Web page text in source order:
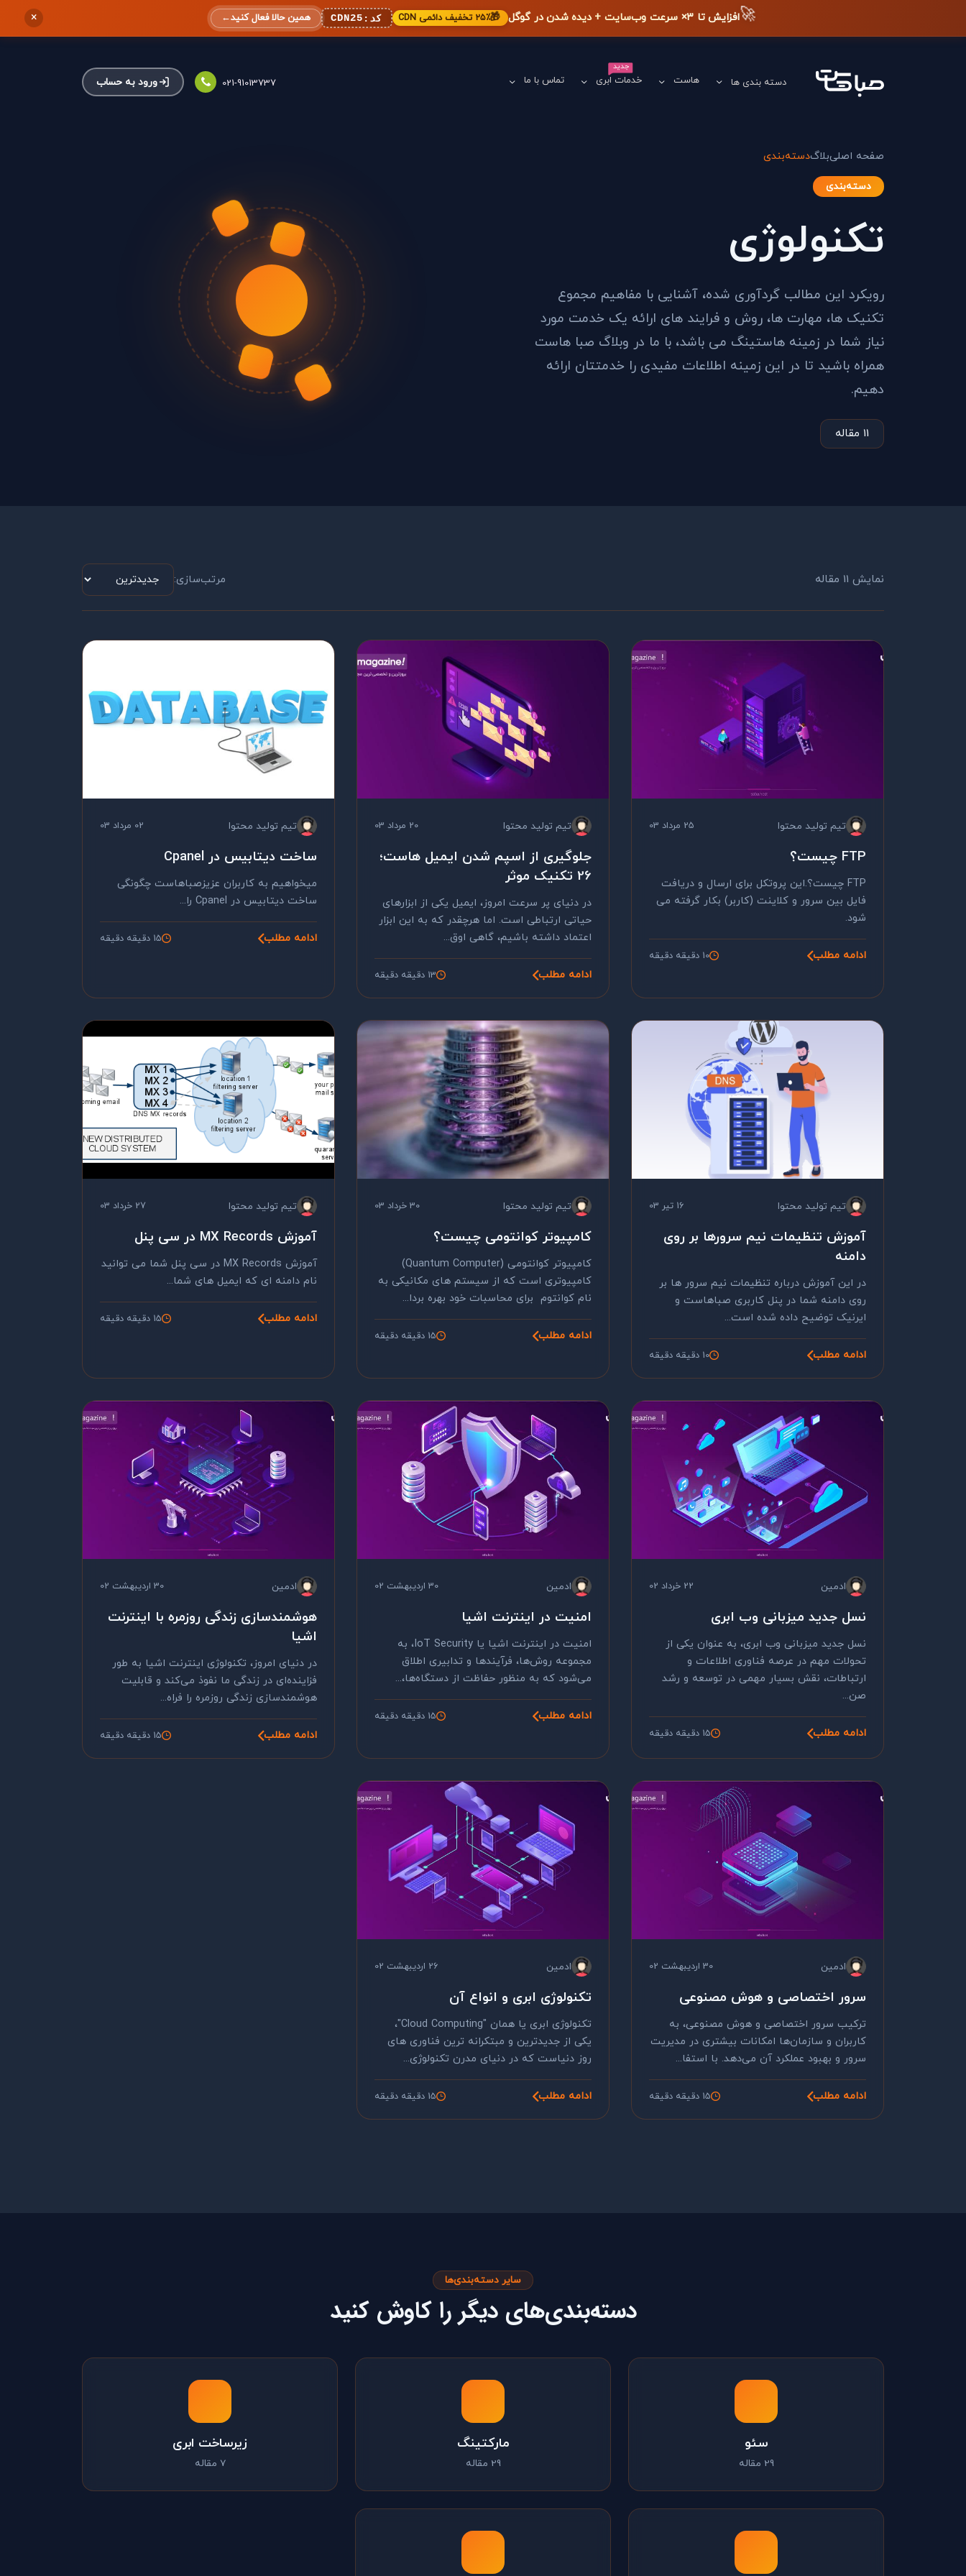
🚀افزایش تا ۳× سرعت وب‌سایت + دیده شدن در گوگل 🎁۲۵٪ تخفیف دائمی CDN کد: CDN25 همین حالا فعال کنید←
×
دسته بندی ها هاست
جدید
خدمات ابری تماس با ما 021-91013737 ورود به حساب
صفحه اصلیبلاگدسته‌بندی
دسته‌بندی
تکنولوژی
رویکرد این مطالب گردآوری شده، آشنایی با مفاهیم مجموع
تکنیک ها، مهارت ها، روش و فرایند های ارائه یک خدمت مورد
نیاز شما در زمینه هاستینگ می باشد، با ما در وبلاگ صبا هاست
همراه باشید تا در این زمینه اطلاعات مفیدی را خدمتتان ارائه
دهیم.
11 مقاله
نمایش 11 مقاله مرتب‌سازی:
تیم تولید محتوا 25 مرداد 03
FTP چیست؟
FTP چیست؟.این پروتکل برای ارسال و دریافت
فایل بین سرور و کلاینت (کاربر) بکار گرفته می
شود.
ادامه مطلب 10 دقیقه دقیقه
تیم تولید محتوا 20 مرداد 03
جلوگیری از اسپم شدن ایمیل هاست؛
26 تکنیک موثر
در دنیای پر سرعت امروز، ایمیل یکی از ابزارهای
حیاتی ارتباطی است. اما هرچقدر که به این ابزار
اعتماد داشته باشیم، گاهی اوق...
ادامه مطلب 13 دقیقه دقیقه
تیم تولید محتوا 02 مرداد 03
ساخت دیتابیس در Cpanel
میخواهیم به کاربران عزیزصباهاست چگونگی
ساخت دیتابیس در Cpanel را...
ادامه مطلب 15 دقیقه دقیقه
تیم تولید محتوا 16 تیر 03
آموزش تنظیمات نیم سرورها بر روی
دامنه
در این آموزش درباره تنظیمات نیم سرور ها بر
روی دامنه شما در پنل کاربری صباهاست و
ایرنیک توضیح داده شده است...
ادامه مطلب 10 دقیقه دقیقه
تیم تولید محتوا 30 خرداد 03
کامپیوتر کوانتومی چیست؟
کامپیوتر کوانتومی (Quantum Computer)
کامپیوتری است که از سیستم های مکانیکی به
نام کوانتوم برای محاسبات خود بهره بردا...
ادامه مطلب 15 دقیقه دقیقه
تیم تولید محتوا 27 خرداد 03
آموزش MX Records در سی پنل
آموزش MX Records در سی پنل شما می توانید
نام دامنه ای که ایمیل های شما...
ادامه مطلب 15 دقیقه دقیقه
ادمین 22 خرداد 02
نسل جدید میزبانی وب ابری
نسل جدید میزبانی وب ابری، به عنوان یکی از
تحولات مهم در عرصه فناوری اطلاعات و
ارتباطات، نقش بسیار مهمی در توسعه و رشد
صن...
ادامه مطلب 15 دقیقه دقیقه
ادمین 30 اردیبهشت 02
امنیت در اینترنت اشیا
امنیت در اینترنت اشیا یا IoT Security، به
مجموعه روش‌ها، فرآیندها و تدابیری اطلاق
می‌شود که به منظور حفاظت از دستگاه‌ها،...
ادامه مطلب 15 دقیقه دقیقه
ادمین 30 اردیبهشت 02
هوشمندسازی زندگی روزمره با اینترنت
اشیا
در دنیای امروز، تکنولوژی اینترنت اشیا به طور
فزاینده‌ای در زندگی ما نفوذ می‌کند و قابلیت
هوشمندسازی زندگی روزمره را فراه...
ادامه مطلب 15 دقیقه دقیقه
ادمین 30 اردیبهشت 02
سرور اختصاصی و هوش مصنوعی
ترکیب سرور اختصاصی و هوش مصنوعی، به
کاربران و سازمان‌ها امکانات بیشتری در مدیریت
سرور و بهبود عملکرد آن می‌دهد. با استفا...
ادامه مطلب 15 دقیقه دقیقه
ادمین 26 اردیبهشت 02
تکنولوژی ابری و انواع آن
تکنولوژی ابری یا همان "Cloud Computing"،
یکی از جدیدترین و مبتکرانه ترین فناوری های
روز دنیاست که در دنیای مدرن تکنولوژی...
ادامه مطلب 15 دقیقه دقیقه
سایر دسته‌بندی‌ها
دسته‌بندی‌های دیگر را کاوش کنید
سئو
29 مقاله
مارکتینگ
29 مقاله
زیرساخت ابری
7 مقاله